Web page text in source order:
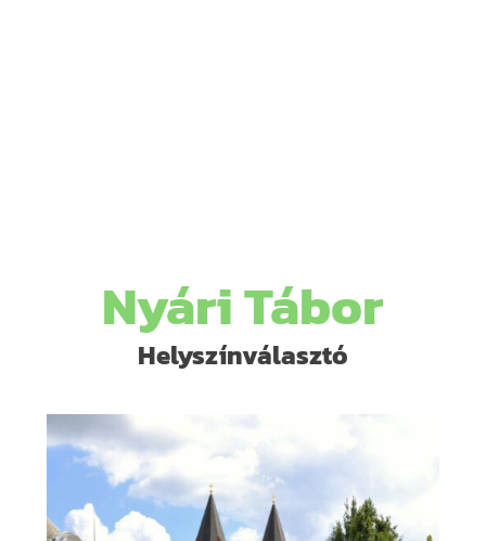
Nyári Tábor
Helyszínválasztó